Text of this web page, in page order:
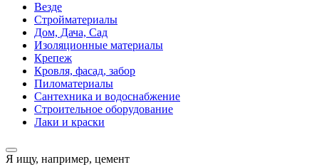
Везде
Стройматериалы
Дом, Дача, Сад
Изоляционные материалы
Крепеж
Кровля, фасад, забор
Пиломатериалы
Сантехника и водоснабжение
Строительное оборудование
Лаки и краски
Я ищу, например, цемент